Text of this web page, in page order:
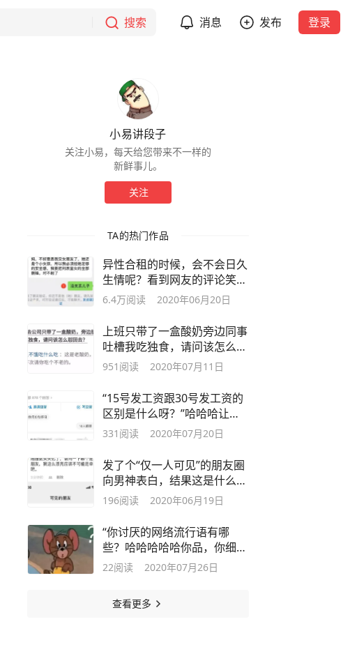
搜索 消息 发布 登录
小易讲段子
关注小易，每天给您带来不一样的
新鲜事儿。
关注
TA的热门作品
异性合租的时候，会不会日久
生情呢？看到网友的评论笑出
鹅叫声
6.4万阅读 2020年06月20日
上班只带了一盒酸奶旁边同事
吐槽我吃独食，请问该怎么怼
回去？
951 阅读 2020年07月11日
“15号发工资跟30号发工资的
区别是什么呀？”哈哈哈让评
论笑死！
331 阅读 2020年07月20日
发了个“仅一人可见”的朋友圈
向男神表白，结果这是什么直
男！
196阅读 2020年06月19日
“你讨厌的网络流行语有哪
些？哈哈哈哈哈你品，你细
品......”
22阅读 2020年07月26日
查看更多